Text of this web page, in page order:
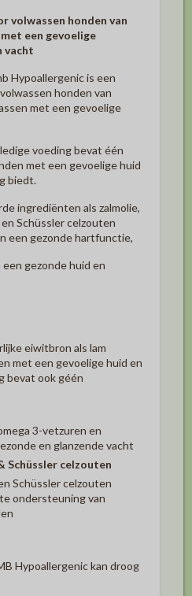
volwassen honden van
een gevoelige
vacht
Hypoallergenic is een
honden van
met een gevoelige
voeding bevat één
met een gevoelige huid
biedt.
ingrediënten als zalmolie,
Schüssler celzouten
een gezonde hartfunctie,
gezonde huid en
eiwitbron als lam
met een gevoelige huid en
bevat ook géén
3-vetzuren en
en glanzende vacht
celzouten
Schüssler celzouten
ondersteuning van
Hypoallergenic kan droog